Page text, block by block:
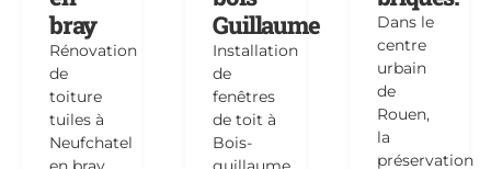
bray
Rénovation
de
toiture
tuiles à
Neufchatel
Guillaume
Installation
de
fenêtres
de toit à
Bois-
Dans le
centre
urbain
de
Rouen,
la
préservation